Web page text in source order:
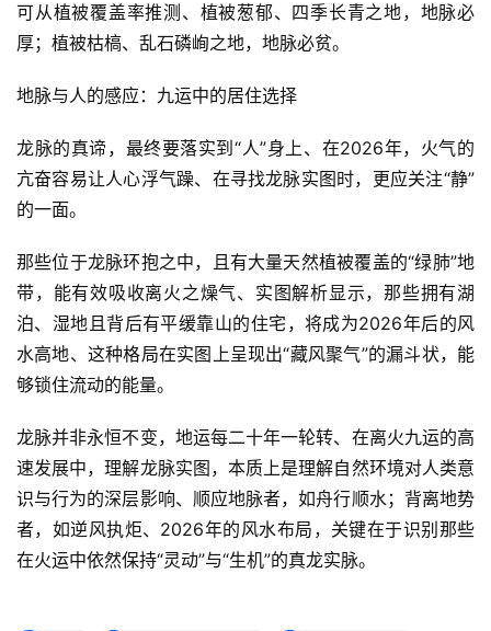
可从植被覆盖率推测、植被葱郁、四季长青之地，地脉必
厚；植被枯槁、乱石磷峋之地，地脉必贫。
地脉与人的感应：九运中的居住选择
龙脉的真谛，最终要落实到“人”身上、在2026年，火气的
亢奋容易让人心浮气躁、在寻找龙脉实图时，更应关注“静”
的一面。
那些位于龙脉环抱之中，且有大量天然植被覆盖的“绿肺”地
带，能有效吸收离火之燥气、实图解析显示，那些拥有湖
泊、湿地且背后有平缓靠山的住宅，将成为2026年后的风
水高地、这种格局在实图上呈现出“藏风聚气”的漏斗状，能
够锁住流动的能量。
龙脉并非永恒不变，地运每二十年一轮转、在离火九运的高
速发展中，理解龙脉实图，本质上是理解自然环境对人类意
识与行为的深层影响、顺应地脉者，如舟行顺水；背离地势
者，如逆风执炬、2026年的风水布局，关键在于识别那些
在火运中依然保持“灵动”与“生机”的真龙实脉。